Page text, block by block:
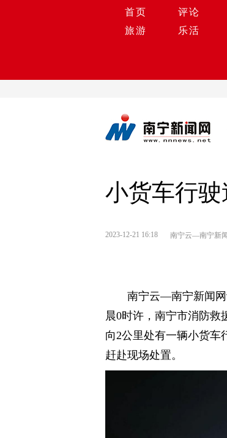
首页 评论
旅游
乐活
小货车行
2023-12-21 16:18 南宁云—南宁新
南宁云—南宁新闻网
晨0时许，南宁市消防救
向2公里处有一辆小货车
赶赴现场处置。